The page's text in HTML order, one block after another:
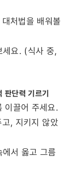
처법을 배워볼
. (식사 중,
판단력 기르기
이끌어 주세요.
, 지키지 않았
옳고 그름